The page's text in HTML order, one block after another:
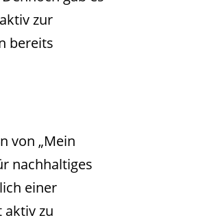
zur
bereits
von „Mein
nachhaltiges
einer
aktiv zu